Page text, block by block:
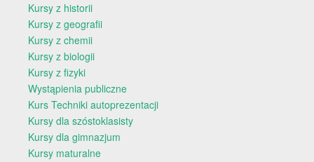
Kursy z historii
Kursy z geografii
Kursy z chemii
Kursy z biologii
Kursy z fizyki
Wystąpienia publiczne
Kurs Techniki autoprezentacji
Kursy dla szóstoklasisty
Kursy dla gimnazjum
Kursy maturalne